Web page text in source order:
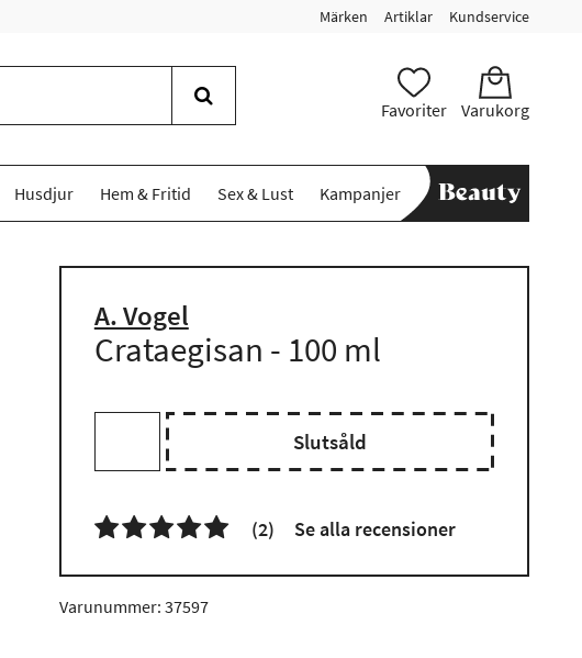
Märken Artiklar Kundservice
Favoriter Varukorg
Husdjur Hem & Fritid Sex & Lust Kampanjer
A. Vogel
Crataegisan - 100 ml
Slutsåld
 (2) Se alla recensioner
Varunummer: 37597